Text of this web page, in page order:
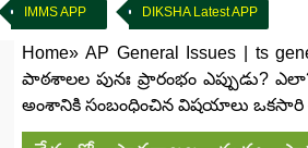
IMMS APP DIKSHA Latest APP
Home» AP General Issues ts
పాఠశాలల పునః ప్రారంభం ఎప్పుడు? ఎలా?
అంశానికి సంబంధించిన విషయాలు ఒకసారి